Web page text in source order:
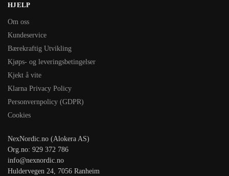
HJELP
Om oss
Kundeservice
Bærekraftig Utvikling
Kjøps- og leveringsbetingelser
Kjekt å vite
Klarna Privacy Policy
Personvernpolicy (GDPR)
Cookies
NexNordic.no (Alokera AS)
Org.no: 929 372 786
info@nexnordic.no
Huldervegen 24, 7056 Ranheim